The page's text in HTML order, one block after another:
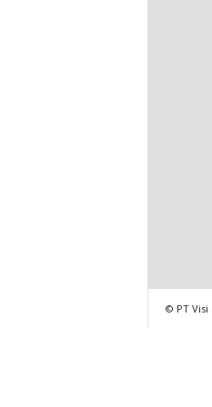
© PT Visi